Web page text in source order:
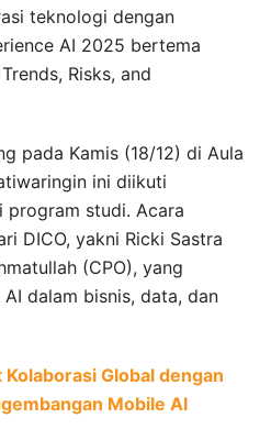
teknologi dengan
AI 2025 bertema
Risks, and
pada Kamis (18/12) di Aula
ini diikuti
program studi. Acara
DICO, yakni Ricki Sastra
(CPO), yang
dalam bisnis, data, dan
Kolaborasi Global dengan
Mobile AI